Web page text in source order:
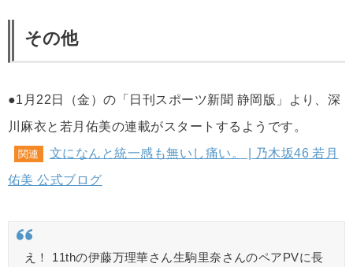
その他
●1月22日（金）の「日刊スポーツ新聞 静岡版」より、深
川麻衣と若月佑美の連載がスタートするようです。
関連
文になんと統一感も無いし痛い。 | 乃木坂46 若月
佑美 公式ブログ
え！ 11thの伊藤万理華さん生駒里奈さんのペアPVに長